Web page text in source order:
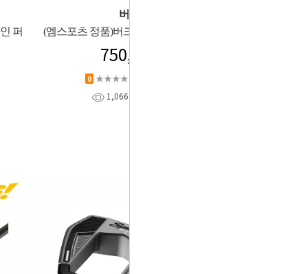
퍼
버크
(엠스포츠 정품)버크퍼터 AI77 RED_GF
750,000
0 ★★★★★
1,066